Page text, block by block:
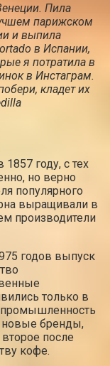
Пила
парижском
и выпила
в Испании,
я потратила в
в Инстаграм.
кладет их
году, с тех
но верно
популярного
выращивали в
производители
годов выпуск
только в
промышленность
новые бренды,
после
кофе.